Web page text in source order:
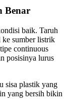
Benar
baik. Taruh
ke sumber listrik
continuous
posisinya lurus
sisa plastik yang
yang bersih bikin